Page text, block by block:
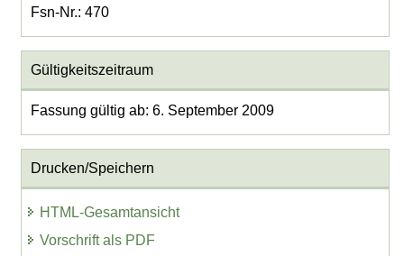
Fsn-Nr.: 470
Gültigkeitszeitraum
Fassung gültig ab: 6. September 2009
Drucken/Speichern
HTML-Gesamtansicht
Vorschrift als PDF